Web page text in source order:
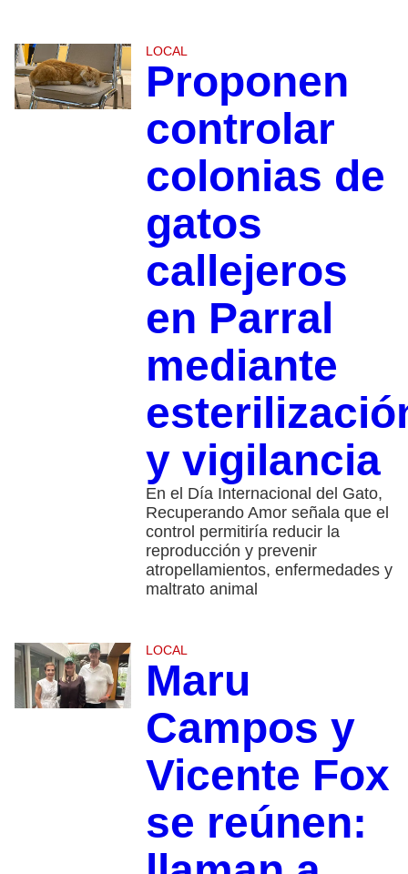
LOCAL
Proponen
controlar
colonias de
gatos
callejeros
en Parral
mediante
y vigilancia
En el Día Internacional del Gato,
Recuperando Amor señala que el
control permitiría reducir la
reproducción y prevenir
atropellamientos, enfermedades y
maltrato animal
LOCAL
Maru
Campos y
Vicente Fox
se reúnen: